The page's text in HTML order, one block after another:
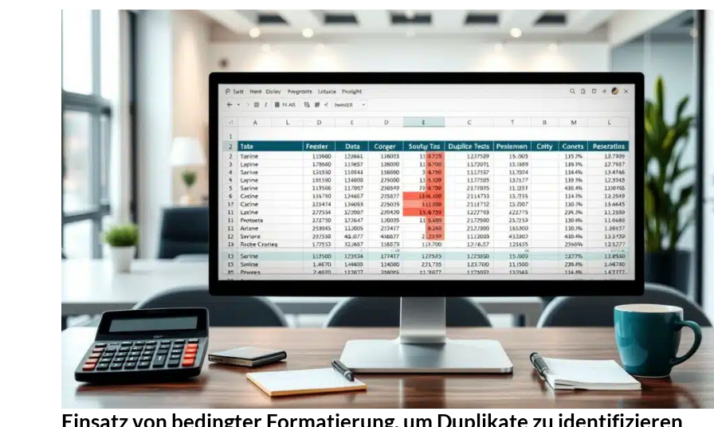
Einsatz von bedingter Formatierung, um Duplikate zu identifizieren